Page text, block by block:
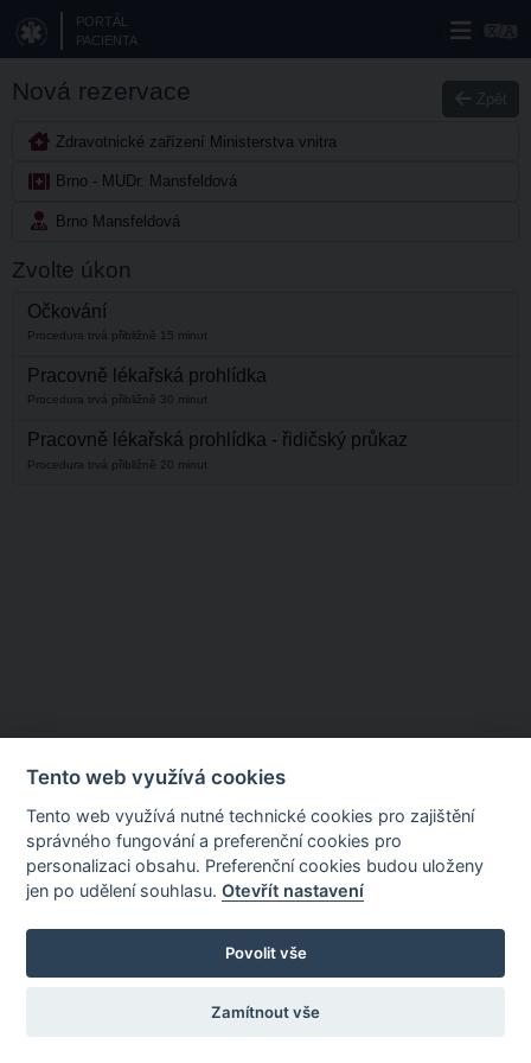
PORTÁL
PACIENTA
Nová rezervace
Zdravotnické zařízení Ministerstva vnitra
Brno - MUDr. Mansfeldová
Brno Mansfeldová
Zvolte úkon
Očkování
Procedura trvá přibližně 15 minut
Pracovně lékařská prohlídka
Procedura trvá přibližně 30 minut
Pracovně lékařská prohlídka - řidičský průkaz
Procedura trvá přibližně 20 minut
Tento web využívá cookies
Tento web využívá nutné technické cookies pro zajištění
správného fungování a preferenční cookies pro
personalizaci obsahu. Preferenční cookies budou uloženy
jen po udělení souhlasu.Otevřít nastavení
Povolit vše
Zamítnout vše